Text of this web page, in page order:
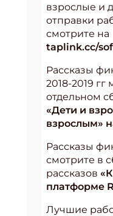
взрослые и
отправки
смотрите на
taplink.cc/
Рассказы
2018-2019
отдельном
«Дети и
взрослым»
Рассказы
смотрите в
рассказов
платформе
Лучшие